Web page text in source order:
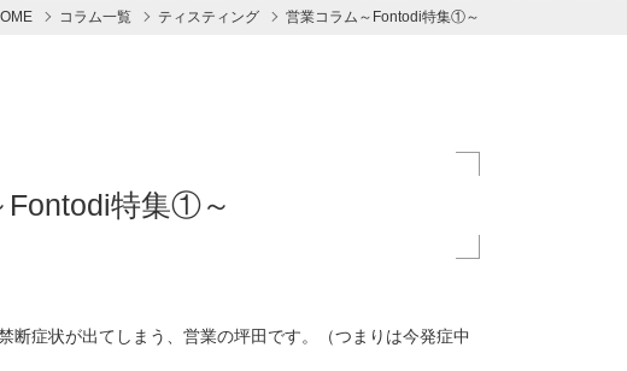
コラム一覧 ティスティング 営業コラム～Fontodi特集①～
Fontodi特集①～
断症状が出てしまう、営業の坪田です。（つまりは今発症中